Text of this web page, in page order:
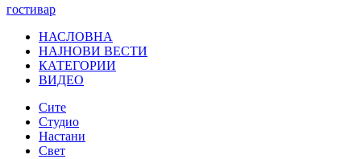
гостивар
НАСЛОВНА
НАЈНОВИ ВЕСТИ
КАТЕГОРИИ
ВИДЕО
Сите
Студио
Настани
Свет